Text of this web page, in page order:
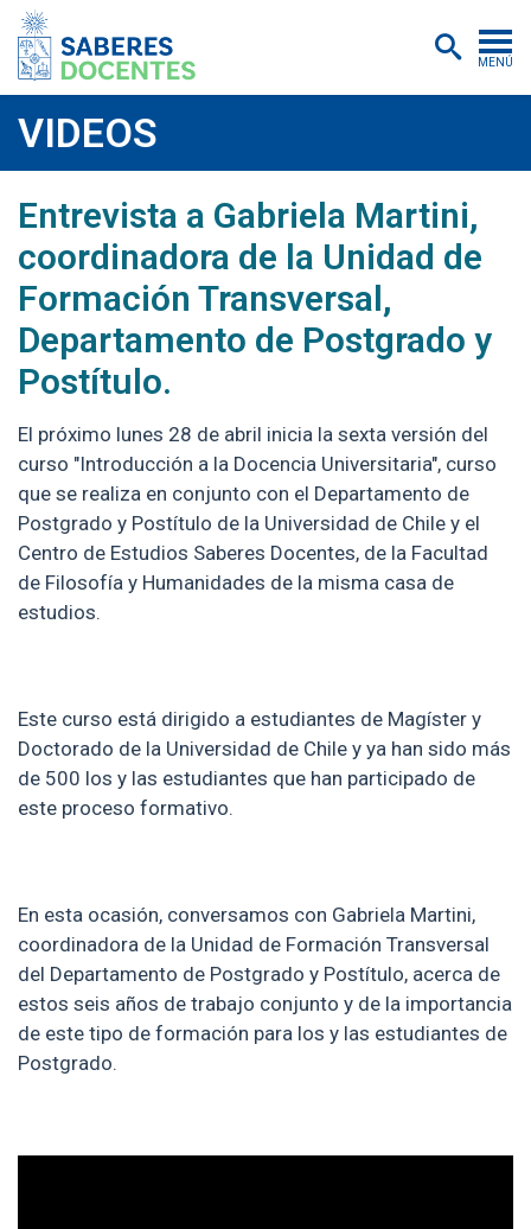
MENÚ
Postítulos y diplomados
Asistencias educativas
Investigación
Publicaciones
Certificados digitales
Aulas virtuales
VIDEOS
Entrevista a Gabriela Martini,
coordinadora de la Unidad de
Formación Transversal,
Departamento de Postgrado y
Postítulo.
El próximo lunes 28 de abril inicia la sexta versión del
curso "Introducción a la Docencia Universitaria", curso
que se realiza en conjunto con el Departamento de
Postgrado y Postítulo de la Universidad de Chile y el
Centro de Estudios Saberes Docentes, de la Facultad
de Filosofía y Humanidades de la misma casa de
estudios.
Este curso está dirigido a estudiantes de Magíster y
Doctorado de la Universidad de Chile y ya han sido más
de 500 los y las estudiantes que han participado de
este proceso formativo.
En esta ocasión, conversamos con Gabriela Martini,
coordinadora de la Unidad de Formación Transversal
del Departamento de Postgrado y Postítulo, acerca de
estos seis años de trabajo conjunto y de la importancia
de este tipo de formación para los y las estudiantes de
Postgrado.